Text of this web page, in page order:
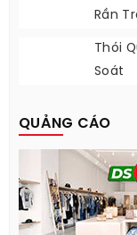
Rần
Thói
Soát
QUẢNG CÁO